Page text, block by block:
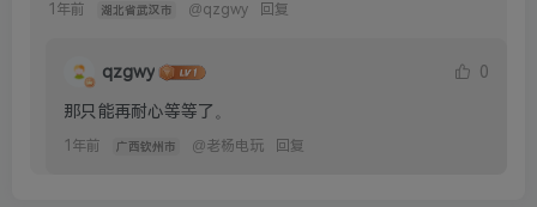
1年前 湖北省武汉市 @qzgwy 回复
qzgwy 0
那只能再耐心等等了。
1年前 广西钦州市 @老杨电玩 回复